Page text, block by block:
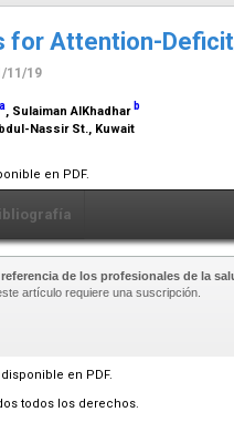
for Attention-
11/19
a, Sulaiman AlKhadhar b
Nassir St., Kuwait
en PDF.
de los profesionales de la
artículo requiere una suscripción.
en PDF.
todos los derechos.